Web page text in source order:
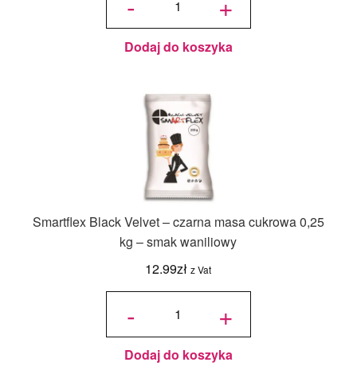
Smartflex
Velvet -
biała 1 kg
- smak
waniliowy
Dodaj do koszyka
Smartflex Black Velvet – czarna masa cukrowa 0,25
kg – smak waniliowy
12.99zł z Vat
-
ilość
Velvet –
czarna
masa
cukrowa
0,25 kg –
waniliowy
+
Dodaj do koszyka